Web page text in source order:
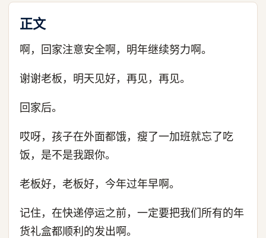
正文
啊，回家注意安全啊，明年继续努力啊。
谢谢老板，明天见好，再见，再见。
回家后。
哎呀，孩子在外面都饿，瘦了一加班就忘了吃
饭，是不是我跟你。
老板好，老板好，今年过年早啊。
记住，在快递停运之前，一定要把我们所有的年
货礼盒都顺利的发出啊。